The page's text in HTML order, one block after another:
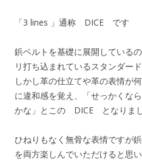
「3 lines 」通称 DICE です
鋲ベルトを基礎に展開している
リ打ち込まれているスタンダー
しかし革の仕立てや革の表情が
に違和感を覚え、「せっかくな
かな」とこの DICE となりま
ひねりもなく無骨な表情ですが
を両方楽しんでいただけると思